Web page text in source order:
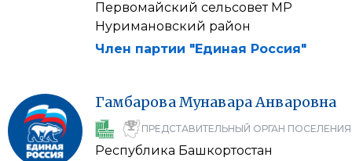
Первомайский сельсовет МР
Нуримановский район
Член партии "Единая Россия"
ГамбароваМунавараАнваровна
ПРЕДСТАВИТЕЛЬНЫЙ ОРГАН ПОСЕЛЕНИЯ
Республика Башкортостан